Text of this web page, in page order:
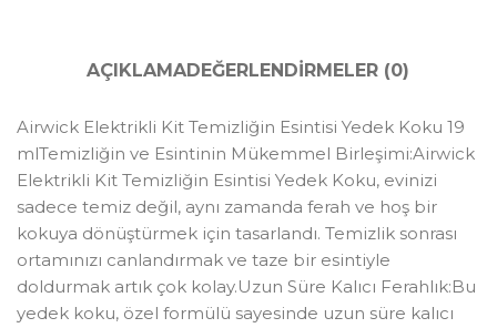
AÇIKLAMADEĞERLENDIRMELER (0)
Airwick Elektrikli Kit Temizliğin Esintisi Yedek Koku 19
mlTemizliğin ve Esintinin Mükemmel Birleşimi:Airwick
Elektrikli Kit Temizliğin Esintisi Yedek Koku, evinizi
sadece temiz değil, aynı zamanda ferah ve hoş bir
kokuya dönüştürmek için tasarlandı. Temizlik sonrası
ortamınızı canlandırmak ve taze bir esintiyle
doldurmak artık çok kolay.Uzun Süre Kalıcı Ferahlık:Bu
yedek koku, özel formülü sayesinde uzun süre kalıcı